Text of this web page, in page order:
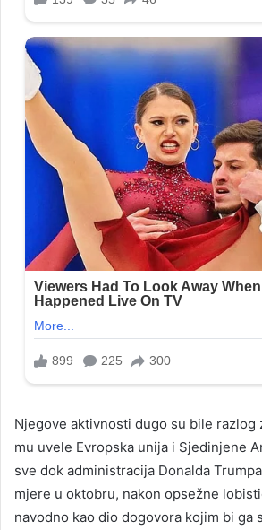
Njegove aktivnosti dugo su bile razlog
mu uvele Evropska unija i Sjedinjene
sve dok administracija Donalda
mjere u oktobru, nakon opsežne
navodno kao dio dogovora kojim bi ga